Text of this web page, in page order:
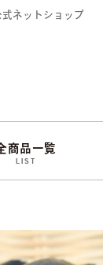
式ネットショップ
商品一覧
LIST